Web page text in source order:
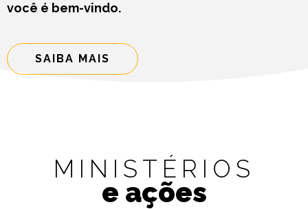
você é bem-vindo.
SAIBA MAIS
MINISTÉRIOS
e ações